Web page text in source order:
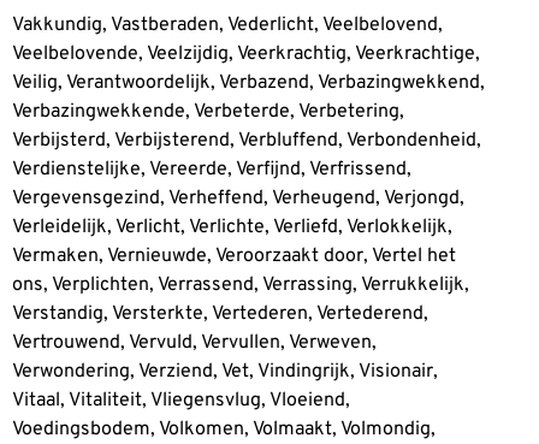
Vakkundig, Vastberaden, Vederlicht, Veelbelovend,
Veelbelovende, Veelzijdig, Veerkrachtig, Veerkrachtige,
Veilig, Verantwoordelijk, Verbazend, Verbazingwekkend,
Verbazingwekkende, Verbeterde, Verbetering,
Verbijsterd, Verbijsterend, Verbluffend, Verbondenheid,
Verdienstelijke, Vereerde, Verfijnd, Verfrissend,
Vergevensgezind, Verheffend, Verheugend, Verjongd,
Verleidelijk, Verlicht, Verlichte, Verliefd, Verlokkelijk,
Vermaken, Vernieuwde, Veroorzaakt door, Vertel het
ons, Verplichten, Verrassend, Verrassing, Verrukkelijk,
Verstandig, Versterkte, Vertederen, Vertederend,
Vertrouwend, Vervuld, Vervullen, Verweven,
Verwondering, Verziend, Vet, Vindingrijk, Visionair,
Vitaal, Vitaliteit, Vliegensvlug, Vloeiend,
Voedingsbodem, Volkomen, Volmaakt, Volmondig,